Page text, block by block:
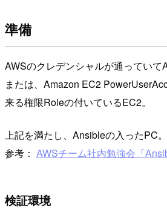
準備
AWSのクレデンシャルが通っていて
または、Amazon EC2
来る権限Roleの付いているEC2。
上記を満たし、Ansibleの入ったPC
参考： AWSチーム社内勉強会「
検証環境